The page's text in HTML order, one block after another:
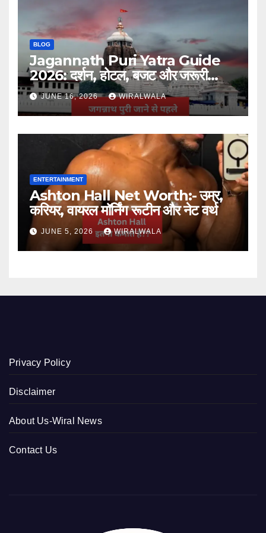
BLOG
Jagannath Puri Yatra Guide
2026: दर्शन, होटल, बजट और जरूरी
जानकारी
JUNE 16, 2026 WIRALWALA
ENTERTAINMENT
Ashton Hall Net Worth:- उम्र,
करियर, वायरल मॉर्निंग रूटीन और नेट वर्थ
JUNE 5, 2026 WIRALWALA
Privacy Policy
Disclaimer
About Us-Wiral News
Contact Us